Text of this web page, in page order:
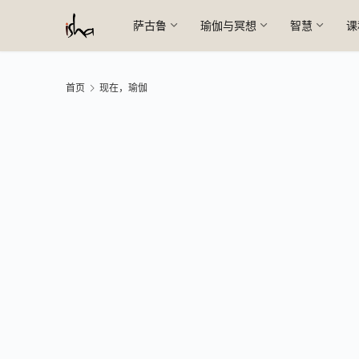
萨古鲁 瑜伽与冥想 智慧
首页 现在，瑜伽